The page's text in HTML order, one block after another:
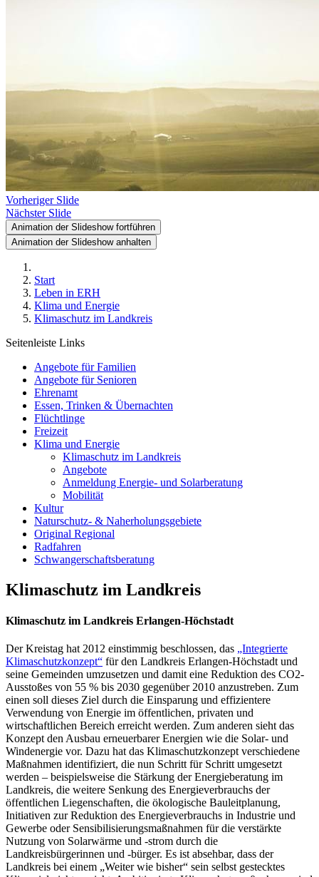
Vorheriger Slide
Nächster Slide
Animation der Slideshow fortführen
Animation der Slideshow anhalten
Start
Leben in ERH
Klima und Energie
Klimaschutz im Landkreis
Seitenleiste Links
Angebote für Familien
Angebote für Senioren
Ehrenamt
Essen, Trinken & Übernachten
Flüchtlinge
Freizeit
Klima und Energie
Klimaschutz im Landkreis
Angebote
Anmeldung Energie- und Solarberatung
Mobilität
Kultur
Naturschutz- & Naherholungsgebiete
Original Regional
Radfahren
Schwangerschaftsberatung
Klimaschutz im Landkreis
Klimaschutz im Landkreis Erlangen-Höchstadt
Der Kreistag hat 2012 einstimmig beschlossen, das „Integrierte
Klimaschutzkonzept“ für den Landkreis Erlangen-Höchstadt und
seine Gemeinden umzusetzen und damit eine Reduktion des CO2-
Ausstoßes von 55 % bis 2030 gegenüber 2010 anzustreben. Zum
einen soll dieses Ziel durch die Einsparung und effizientere
Verwendung von Energie im öffentlichen, privaten und
wirtschaftlichen Bereich erreicht werden. Zum anderen sieht das
Konzept den Ausbau erneuerbarer Energien wie die Solar- und
Windenergie vor. Dazu hat das Klimaschutzkonzept verschiedene
Maßnahmen identifiziert, die nun Schritt für Schritt umgesetzt
werden – beispielsweise die Stärkung der Energieberatung im
Landkreis, die weitere Senkung des Energieverbrauchs der
öffentlichen Liegenschaften, die ökologische Bauleitplanung,
Initiativen zur Reduktion des Energieverbrauchs in Industrie und
Gewerbe oder Sensibilisierungsmaßnahmen für die verstärkte
Nutzung von Solarwärme und -strom durch die
Landkreisbürgerinnen und -bürger. Es ist absehbar, dass der
Landkreis bei einem „Weiter wie bisher“ sein selbst gestecktes